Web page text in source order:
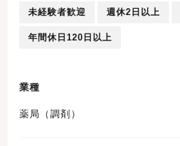
未経験者歓迎 週休2日以上
年間休日120日以上
業種
薬局（調剤）